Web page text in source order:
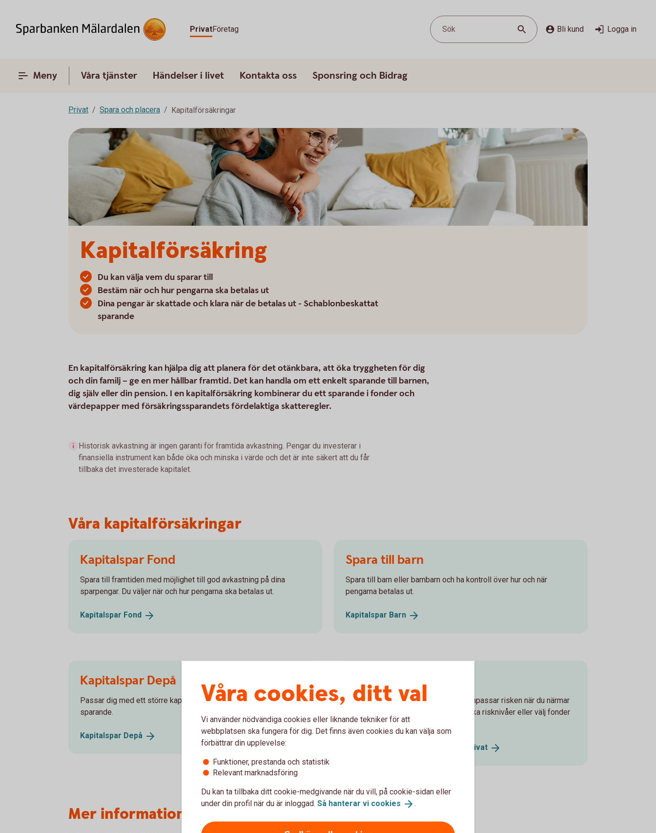
PrivatFöretag Sök Bli kund Logga in
Meny Våra tjänster Händelser i livet Kontakta oss Sponsring och Bidrag
Privat Spara och placera Kapitalförsäkringar
Kapitalförsäkring
Du kan välja vem du sparar till
Bestäm när och hur pengarna ska betalas ut
Dina pengar är skattade och klara när de betalas ut - Schablonbeskattat
sparande
En kapitalförsäkring kan hjälpa dig att planera för det otänkbara, att öka tryggheten för dig
och din familj – ge en mer hållbar framtid. Det kan handla om ett enkelt sparande till barnen,
dig själv eller din pension. I en kapitalförsäkring kombinerar du ett sparande i fonder och
värdepapper med försäkringssparandets fördelaktiga skatteregler.
Historisk avkastning är ingen garanti för framtida avkastning. Pengar du investerar i
finansiella instrument kan både öka och minska i värde och det är inte säkert att du får
tillbaka det investerade kapitalet.
Våra kapitalförsäkringar
Kapitalspar Fond
Spara till framtiden med möjlighet till god avkastning på dina
sparpengar. Du väljer när och hur pengarna ska betalas ut.
Kapitalspar Fond
Kapitalspar Depå
Passar dig med ett större kapital och som vill vara aktiv i ditt
sparande.
Kapitalspar Depå
Spara till barn
Spara till barn eller barnbarn och ha kontroll över hur och när
pengarna betalas ut.
Kapitalspar Barn
Spara till pensionen
Spara bekvämt i fondportföljer som anpassar risken när du närmar
dig pensionsåldern. Välj mellan tre olika risknivåer eller välj fonder
själv.
Privat
Mer information
Våra cookies, ditt val
Vi använder nödvändiga cookies eller liknande tekniker för att
webbplatsen ska fungera för dig. Det finns även cookies du kan välja som
förbättrar din upplevelse:
Funktioner, prestanda och statistik
Relevant marknadsföring
Du kan ta tillbaka ditt cookie-medgivande när du vill, på cookie-sidan eller
under din profil när du är inloggad. Så hanterar vi cookies .